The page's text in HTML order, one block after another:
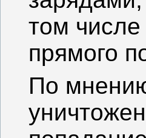
том
прямого
По